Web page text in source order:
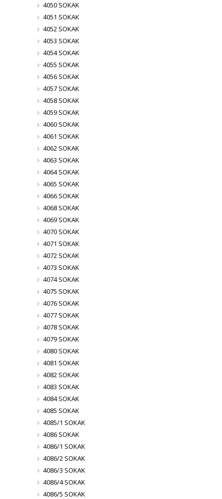
4050 SOKAK
4051 SOKAK
4052 SOKAK
4053 SOKAK
4054 SOKAK
4055 SOKAK
4056 SOKAK
4057 SOKAK
4058 SOKAK
4059 SOKAK
4060 SOKAK
4061 SOKAK
4062 SOKAK
4063 SOKAK
4064 SOKAK
4065 SOKAK
4066 SOKAK
4068 SOKAK
4069 SOKAK
4070 SOKAK
4071 SOKAK
4072 SOKAK
4073 SOKAK
4074 SOKAK
4075 SOKAK
4076 SOKAK
4077 SOKAK
4078 SOKAK
4079 SOKAK
4080 SOKAK
4081 SOKAK
4082 SOKAK
4083 SOKAK
4084 SOKAK
4085 SOKAK
4085/1 SOKAK
4086 SOKAK
4086/1 SOKAK
4086/2 SOKAK
4086/3 SOKAK
4086/4 SOKAK
4086/5 SOKAK